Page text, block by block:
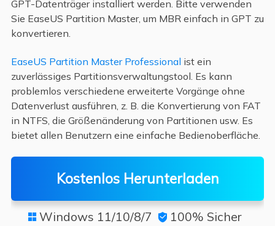
GPT-Datenträger installiert werden. Bitte verwenden
Sie EaseUS Partition Master, um MBR einfach in GPT zu
konvertieren.
EaseUS Partition Master Professional ist ein
zuverlässiges Partitionsverwaltungstool. Es kann
problemlos verschiedene erweiterte Vorgänge ohne
Datenverlust ausführen, z. B. die Konvertierung von FAT
in NTFS, die Größenänderung von Partitionen usw. Es
bietet allen Benutzern eine einfache Bedienoberfläche.
Kostenlos Herunterladen
 Windows 11/10/8/7  100% Sicher